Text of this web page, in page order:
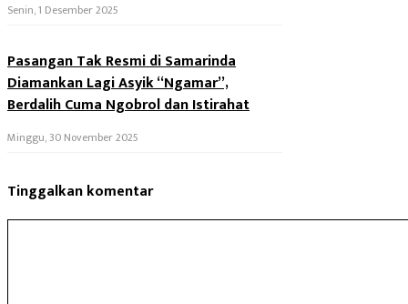
Senin, 1 Desember 2025
Pasangan Tak Resmi di Samarinda
Diamankan Lagi Asyik “Ngamar”,
Berdalih Cuma Ngobrol dan Istirahat
Minggu, 30 November 2025
Tinggalkan komentar
Komentar